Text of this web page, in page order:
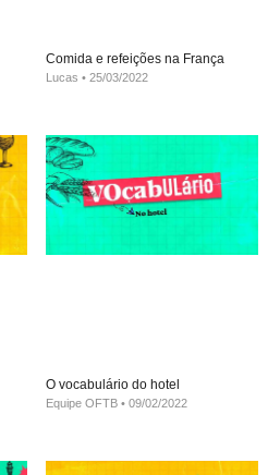
Comida e refeições na França
Lucas 25/03/2022
O vocabulário do hotel
Equipe OFTB 09/02/2022